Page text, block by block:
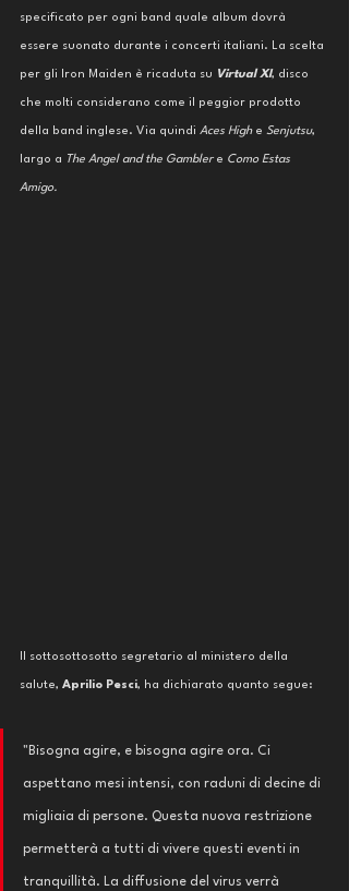
specificato per ogni band quale album dovrà
essere suonato durante i concerti italiani. La scelta
per gli Iron Maiden è ricaduta su Virtual XI, disco
che molti considerano come il peggior prodotto
della band inglese. Via quindi Aces High e Senjutsu,
largo a The Angel and the Gambler e Como Estas
Amigo.
Il sottosottosotto segretario al ministero della
salute, Aprilio Pesci, ha dichiarato quanto segue:
"Bisogna agire, e bisogna agire ora. Ci
aspettano mesi intensi, con raduni di decine di
migliaia di persone. Questa nuova restrizione
permetterà a tutti di vivere questi eventi in
tranquillità. La diffusione del virus verrà